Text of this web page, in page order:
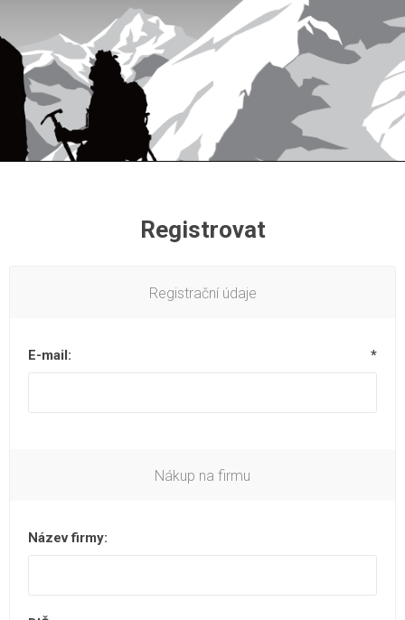
Registrovat
Registrační údaje
E-mail: *
Nákup na firmu
Název firmy: